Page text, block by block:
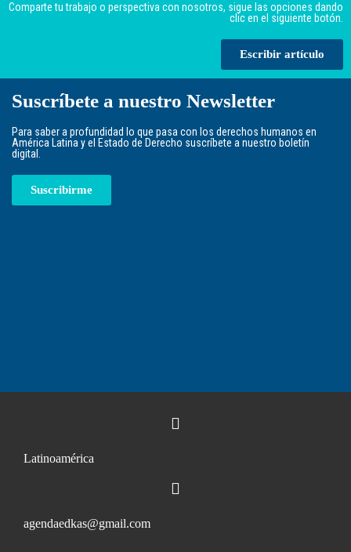
Comparte tu trabajo o perspectiva con nosotros, sigue las opciones dando
clic en el siguiente botón.
Escribir artículo
Suscríbete a nuestro Newsletter
Para saber a profundidad lo que pasa con los derechos humanos en
América Latina y el Estado de Derecho suscríbete a nuestro boletín
digital.
Suscribirme
Latinoamérica
agendaedkas@gmail.com